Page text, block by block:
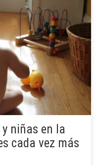
niñas en la
cada vez más